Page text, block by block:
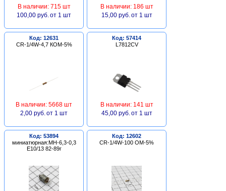
В наличии: 715 шт
100,00 руб. от 1 шт
В наличии: 186 шт
15,00 руб. от 1 шт
Код: 12631
CR-1/4W-4,7 КОМ-5%
В наличии: 5668 шт
2,00 руб. от 1 шт
Код: 57414
L7812CV
В наличии: 141 шт
45,00 руб. от 1 шт
Код: 53894
миниатюрная:МН-6,3-0,3
Е10/13 82-89г
Код: 12602
CR-1/4W-100 ОМ-5%